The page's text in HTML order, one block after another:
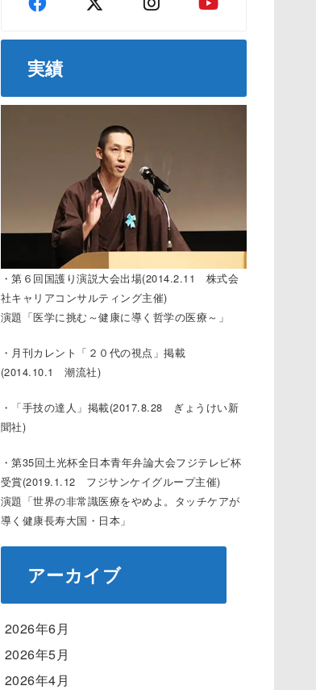
実績
・第６回国護り演説大会出場(2014.2.11 株式会
社キャリアコンサルティング主催)
演題「医学に挑む～健康に導く哲学の医療～」
・月刊カレント「２０代の視点」掲載
(2014.10.1 潮流社)
・「手技の達人」掲載(2017.8.28 ぎょうけい新
聞社)
・第35回土光杯全日本青年弁論大会フジテレビ杯
受賞(2019.1.12 フジサンケイグループ主催)
演題「世界の非常識医療をやめよ。タッチケアが
導く健康長寿大国・日本」
アーカイブ
2026年6月
2026年5月
2026年4月